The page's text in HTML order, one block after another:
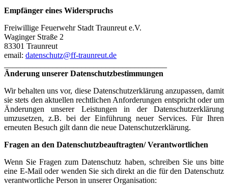
Empfänger eines Widerspruchs
Freiwillige Feuerwehr Stadt Traunreut e.V.
Waginger Straße 2
83301 Traunreut
email: datenschutz@ff-traunreut.de
Änderung unserer Datenschutzbestimmungen
Wir behalten uns vor, diese Datenschutzerklärung anzupassen, damit
sie stets den aktuellen rechtlichen Anforderungen entspricht oder um
Änderungen unserer Leistungen in der Datenschutzerklärung
umzusetzen, z.B. bei der Einführung neuer Services. Für Ihren
erneuten Besuch gilt dann die neue Datenschutzerklärung.
Fragen an den Datenschutzbeauftragten/ Verantwortlichen
Wenn Sie Fragen zum Datenschutz haben, schreiben Sie uns bitte
eine E-Mail oder wenden Sie sich direkt an die für den Datenschutz
verantwortliche Person in unserer Organisation: